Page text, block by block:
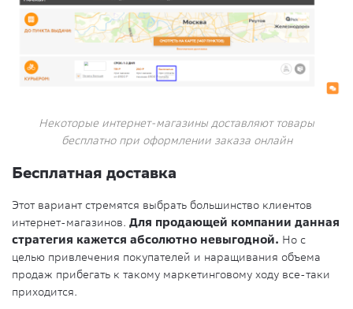
Некоторые интернет-магазины доставляют товары
бесплатно при оформлении заказа онлайн
Бесплатная доставка
Этот вариант стремятся выбрать большинство клиентов
интернет-магазинов. Для продающей компании данная
стратегия кажется абсолютно невыгодной. Но с
целью привлечения покупателей и наращивания объема
продаж прибегать к такому маркетинговому ходу все-таки
приходится.